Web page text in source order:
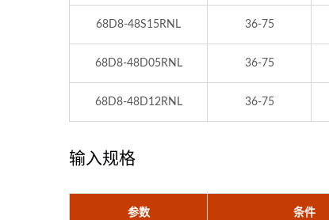
68D8-48S15RNL 36-75
68D8-48D05RNL 36-75
68D8-48D12RNL 36-75
输入规格
参数 条件